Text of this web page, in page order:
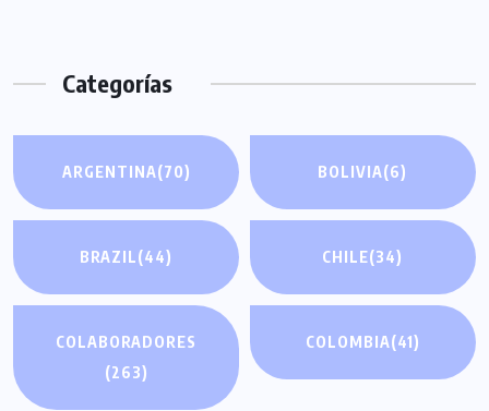
Categorías
ARGENTINA(70) BOLIVIA(6)
BRAZIL(44) CHILE(34)
COLABORADORES
(263)
COLOMBIA(41)